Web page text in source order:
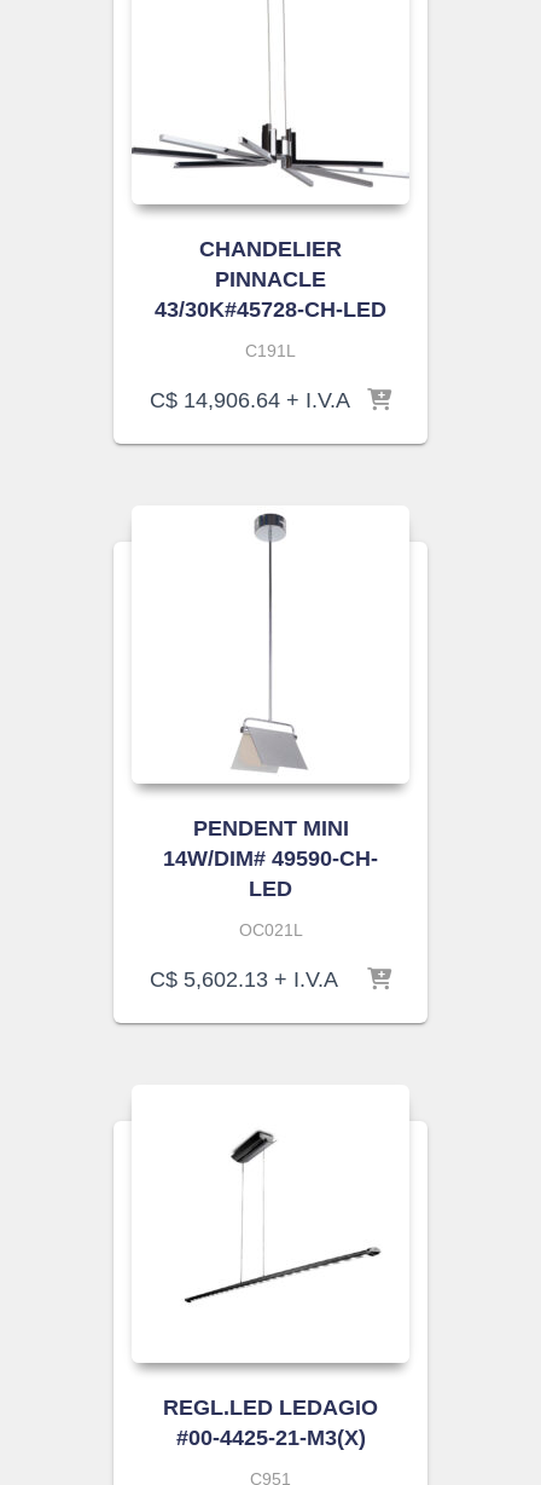
CHANDELIER
PINNACLE
43/30K#45728-CH-LED
C191L
C$ 14,906.64 + I.V.A
PENDENT MINI
14W/DIM# 49590-CH-
LED
OC021L
C$ 5,602.13 + I.V.A
REGL.LED LEDAGIO
#00-4425-21-M3(X)
C951